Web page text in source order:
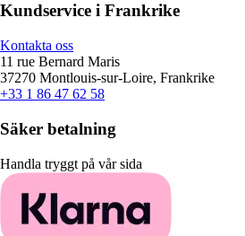
Kundservice i Frankrike
Kontakta oss
11 rue Bernard Maris
37270 Montlouis-sur-Loire, Frankrike
+33 1 86 47 62 58
Säker betalning
Handla tryggt på vår sida